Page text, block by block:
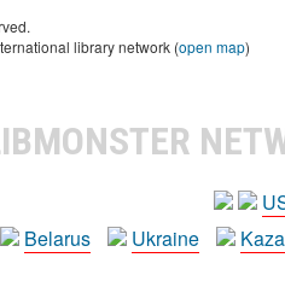
library network (open map)
Belarus Ukraine